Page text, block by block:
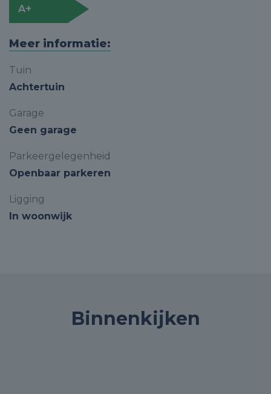
A+
Meer informatie:
Tuin
Achtertuin
Garage
Geen garage
Parkeergelegenheid
Openbaar parkeren
Ligging
In woonwijk
Binnenkijken